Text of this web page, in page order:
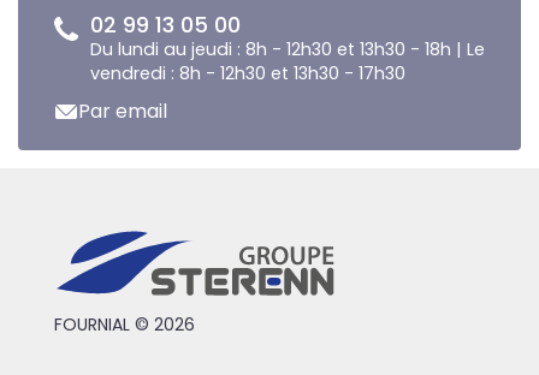
02 99 13 05 00
Du lundi au jeudi : 8h - 12h30 et 13h30 - 18h | Le
vendredi : 8h - 12h30 et 13h30 - 17h30
Par email
FOURNIAL © 2026